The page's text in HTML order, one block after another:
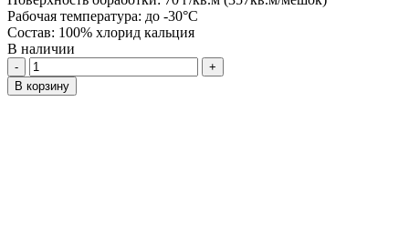
Рабочая температура: до -30°С
Состав: 100% хлорид кальция
В наличии
Количество
В корзину